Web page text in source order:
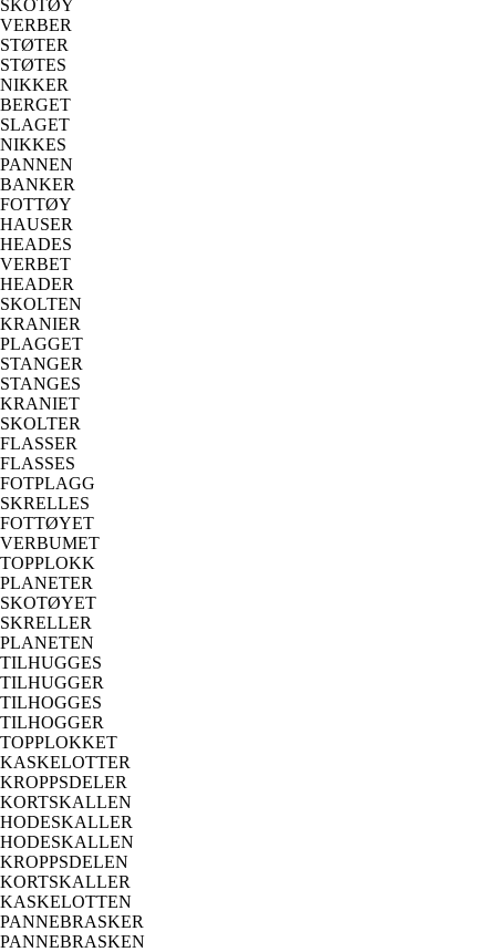
SKOTØY
VERBER
STØTER
STØTES
NIKKER
BERGET
SLAGET
NIKKES
PANNEN
BANKER
FOTTØY
HAUSER
HEADES
VERBET
HEADER
SKOLTEN
KRANIER
PLAGGET
STANGER
STANGES
KRANIET
SKOLTER
FLASSER
FLASSES
FOTPLAGG
SKRELLES
FOTTØYET
VERBUMET
TOPPLOKK
PLANETER
SKOTØYET
SKRELLER
PLANETEN
TILHUGGES
TILHUGGER
TILHOGGES
TILHOGGER
TOPPLOKKET
KASKELOTTER
KROPPSDELER
KORTSKALLEN
HODESKALLER
HODESKALLEN
KROPPSDELEN
KORTSKALLER
KASKELOTTEN
PANNEBRASKER
PANNEBRASKEN